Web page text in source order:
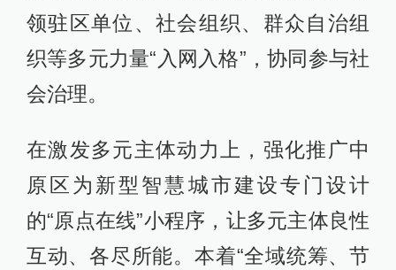
领驻区单位、社会组织、群众自治组
织等多元力量“入网入格”，协同参与社
会治理。
在激发多元主体动力上，强化推广中
原区为新型智慧城市建设专门设计
的“原点在线”小程序，让多元主体良性
互动、各尽所能。本着“全域统筹、节